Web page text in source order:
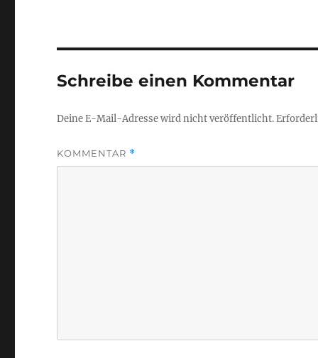
Schreibe einen Kommentar
Deine E-Mail-Adresse wird nicht veröffentlicht.
KOMMENTAR *